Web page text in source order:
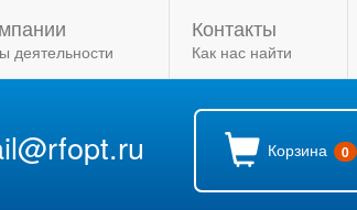
деятельности
Контакты
Как нас найти
Корзина 0